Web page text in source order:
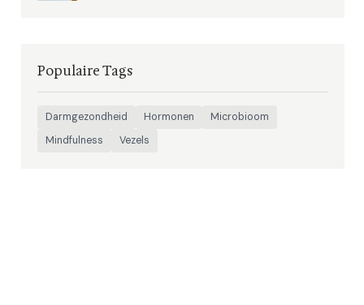
Populaire Tags
Darmgezondheid Hormonen
Microbioom
Mindfulness
Vezels